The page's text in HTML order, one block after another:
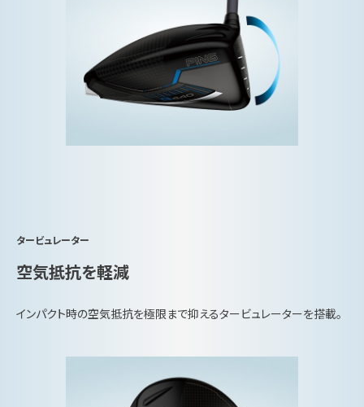
タービュレーター
空気抵抗を軽減
インパクト時の空気抵抗を極限まで抑えるタービュレーターを搭載。